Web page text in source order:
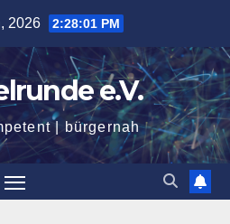
2026 2:28:03 PM
e.V.
| bürgernah